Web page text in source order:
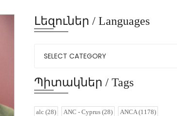
Լեզուներ / Languages
Պիտակներ / Tags
alc (28) ANC - Cyprus (28) ANCA(1178)